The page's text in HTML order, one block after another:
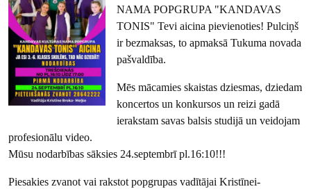
NAMA POPGRUPA "KANDAVAS
TONIS" Tevi aicina pievienoties! Pulciņš
ir bezmaksas, to apmaksāTukuma novada
pašvaldība.
Mēs mācamies skaistas dziesmas, dziedam
koncertos un konkursos un reizi gadā
ierakstam savas balsis studijā un veidojam
profesionālu video.
Mūsu nodarbības sāksies 24.septembrī pl.16:10!!!
Piesakies zvanot vai rakstot popgrupas vadītājai Kristīnei-